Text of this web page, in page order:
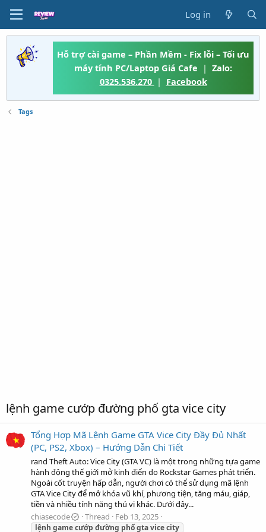
Log in
Hỗ trợ cài game – Phần Mềm - Fix lỗi – Tối ưu
máy tính PC/Laptop Giá Cafe | Zalo:
0325.536.270 | Facebook
Tags
lệnh game cướp đường phố gta vice city
Tổng Hợp Mã Lệnh Game GTA Vice City Đầy Đủ Nhất
(PC, PS2, Xbox) – Hướng Dẫn Chi Tiết
rand Theft Auto: Vice City (GTA VC) là một trong những tựa game
hành động thế giới mở kinh điển do Rockstar Games phát triển.
Ngoài cốt truyện hấp dẫn, người chơi có thể sử dụng mã lệnh
GTA Vice City để mở khóa vũ khí, phương tiện, tăng máu, giáp,
tiền và nhiều tính năng thú vị khác. Dưới đây...
chiasecode
Thread Feb 13, 2025
lệnh gamecướp đường phốgtavicecity